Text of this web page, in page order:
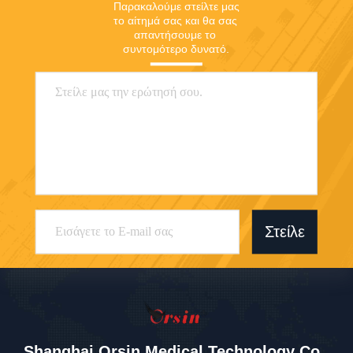
Παρακαλούμε στείλτε μας
το αίτημά σας και θα σας
απαντήσουμε το
συντομότερο δυνατό.
Στείλε